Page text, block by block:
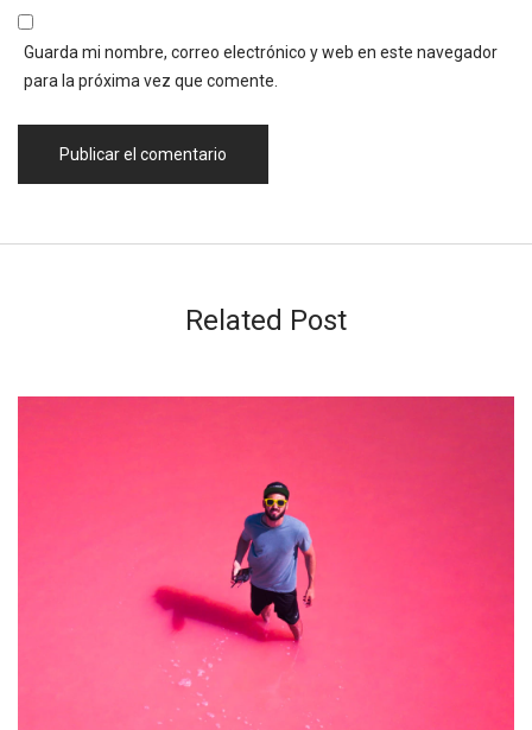
Guarda mi nombre, correo electrónico y web en este navegador
para la próxima vez que comente.
Related Post